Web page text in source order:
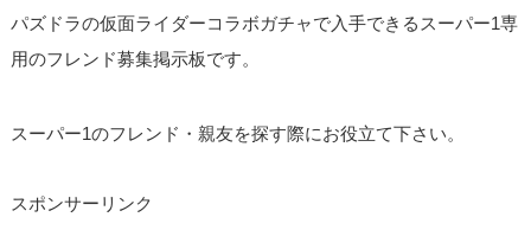
パズドラの仮面ライダーコラボガチャで入手できるスーパー1専
用のフレンド募集掲示板です。
スーパー1のフレンド・親友を探す際にお役立て下さい。
スポンサーリンク